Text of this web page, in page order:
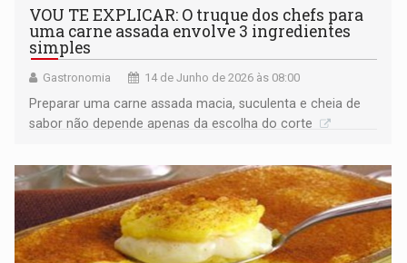
VOU TE EXPLICAR: O truque dos chefs para
uma carne assada envolve 3 ingredientes
simples
Gastronomia 14 de Junho de 2026 às 08:00
Preparar uma carne assada macia, suculenta e cheia de
sabor não depende apenas da escolha do corte